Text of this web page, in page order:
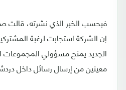
فبحسب الخبر الذي نشرته، قالت
إن الشركة استجابت لرغبة
الجديد يمنح مسؤولي
معينين من إرسال رسائل داخل